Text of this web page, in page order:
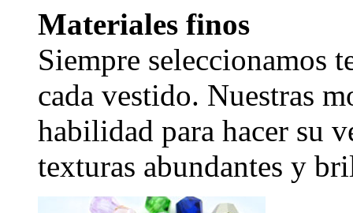
Materiales finos
Siempre seleccionamos
cada vestido. Nuestras
habilidad para hacer su
texturas abundantes y